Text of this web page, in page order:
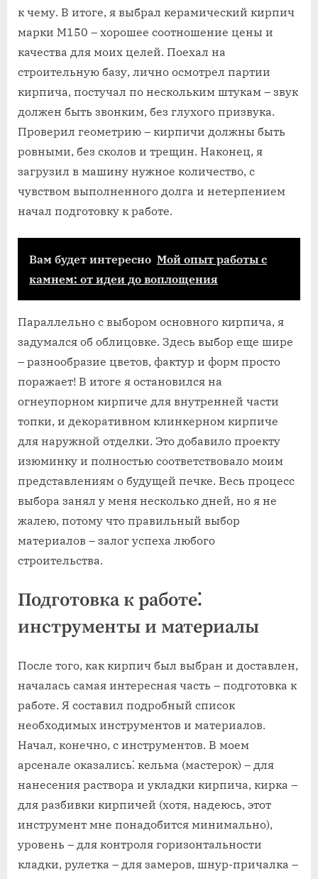
к чему. В итоге‚ я выбрал керамический кирпич
марки М150 – хорошее соотношение цены и
качества для моих целей. Поехал на
строительную базу‚ лично осмотрел партии
кирпича‚ постучал по нескольким штукам – звук
должен быть звонким‚ без глухого призвука.
Проверил геометрию – кирпичи должны быть
ровными‚ без сколов и трещин. Наконец‚ я
загрузил в машину нужное количество‚ с
чувством выполненного долга и нетерпением
начал подготовку к работе.
Вам будет интересно Мой опыт работы с
камнем: от идеи до воплощения
Параллельно с выбором основного кирпича‚ я
задумался об облицовке. Здесь выбор еще шире
– разнообразие цветов‚ фактур и форм просто
поражает! В итоге я остановился на
огнеупорном кирпиче для внутренней части
топки‚ и декоративном клинкерном кирпиче
для наружной отделки. Это добавило проекту
изюминку и полностью соответствовало моим
представлениям о будущей печке. Весь процесс
выбора занял у меня несколько дней‚ но я не
жалею‚ потому что правильный выбор
материалов – залог успеха любого
строительства.
Подготовка к работе⁚
инструменты и материалы
После того‚ как кирпич был выбран и доставлен‚
началась самая интересная часть – подготовка к
работе. Я составил подробный список
необходимых инструментов и материалов.
Начал‚ конечно‚ с инструментов. В моем
арсенале оказались⁚ кельма (мастерок) – для
нанесения раствора и укладки кирпича‚ кирка –
для разбивки кирпичей (хотя‚ надеюсь‚ этот
инструмент мне понадобится минимально)‚
уровень – для контроля горизонтальности
кладки‚ рулетка – для замеров‚ шнур-причалка –